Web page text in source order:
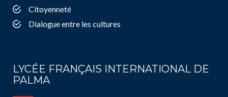
Citoyenneté
Dialogue entre les cultures
LYCÉE FRANÇAIS INTERNATIONAL DE
PALMA